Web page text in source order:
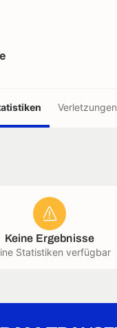
Verletzungen
Keine Ergebnisse
Statistiken verfügbar